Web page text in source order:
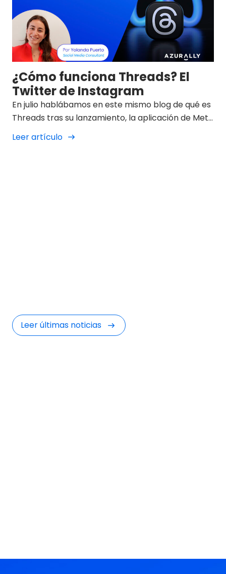
¿Cómo funciona Threads? El
Twitter de Instagram
En julio hablábamos en este mismo blog de qué es
Threads tras su lanzamiento, la aplicación de Meta
que alcanzó los 50 millones de usuarios 24 horas
Leer artículo
Leer últimas noticias